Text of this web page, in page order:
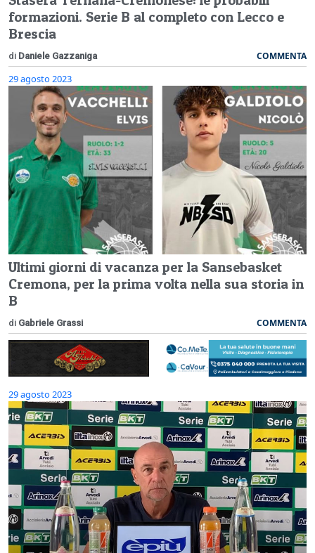
formazioni. Serie B al completo con Lecco e
Brescia
di Daniele Gazzaniga COMMENTA
29 agosto 2023
Ultimi giorni di vacanza per la Sansebasket
Cremona, per la prima volta nella sua storia in
B
di Gabriele Grassi COMMENTA
29 agosto 2023